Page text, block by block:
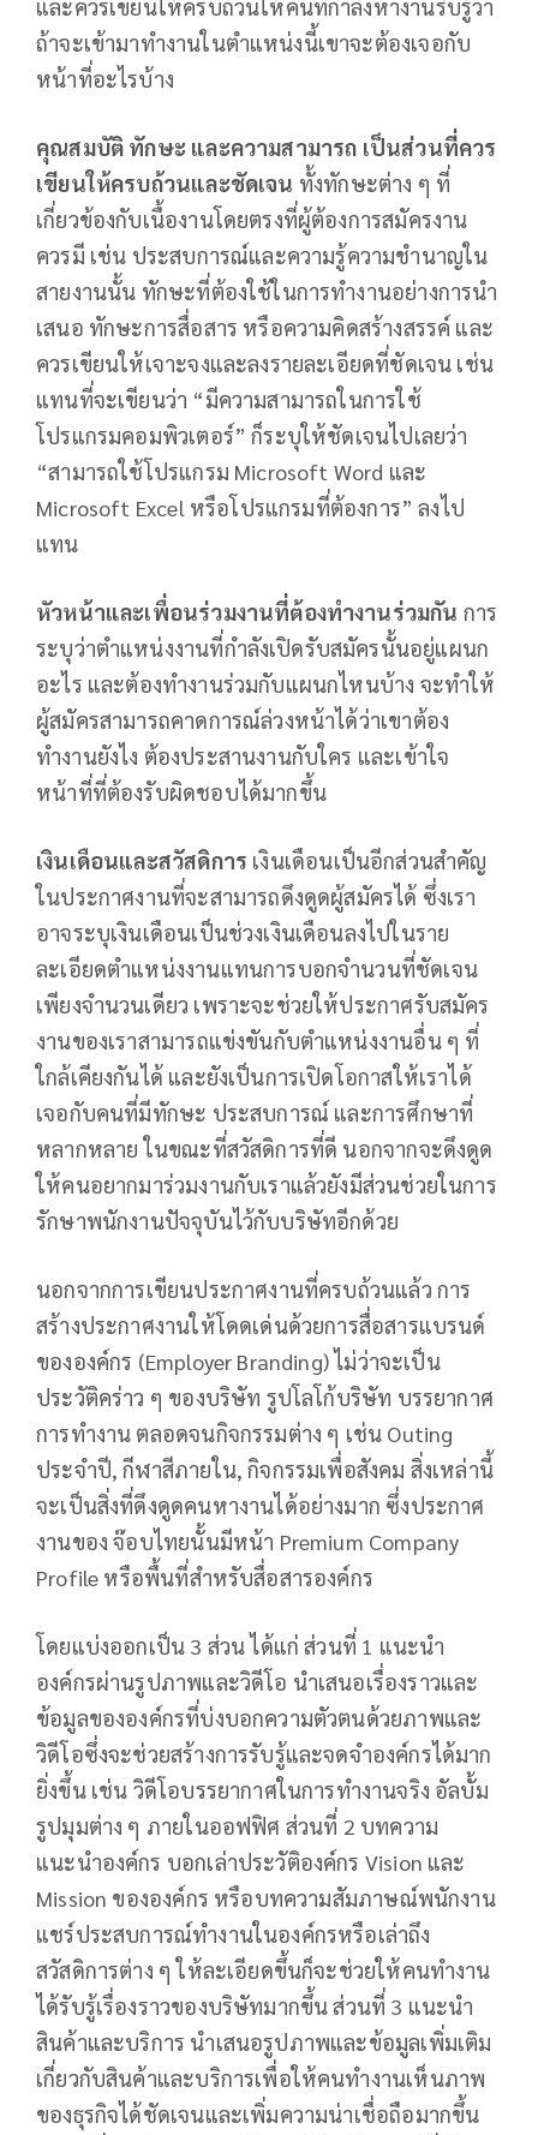
และควรเขียนให้ครบถ้วนให้คนที่กำลังหางานรับรู้ว่า
ถ้าจะเข้ามาทำงานในตำแหน่งนี้เขาจะต้องเจอกับ
หน้าที่อะไรบ้าง
คุณสมบัติ ทักษะ และความสามารถ เป็นส่วนที่ควร
เขียนให้ครบถ้วนและชัดเจน ทั้งทักษะต่าง ๆ ที่
เกี่ยวข้องกับเนื้องานโดยตรงที่ผู้ต้องการสมัครงาน
ควรมี เช่น ประสบการณ์และความรู้ความชำนาญใน
สายงานนั้น ทักษะที่ต้องใช้ในการทำงานอย่างการนำ
เสนอ ทักษะการสื่อสาร หรือความคิดสร้างสรรค์ และ
ควรเขียนให้เจาะจงและลงรายละเอียดที่ชัดเจน เช่น
แทนที่จะเขียนว่า “มีความสามารถในการใช้
โปรแกรมคอมพิวเตอร์” ก็ระบุให้ชัดเจนไปเลยว่า
“สามารถใช้โปรแกรม Microsoft Word และ
Microsoft Excel หรือโปรแกรมที่ต้องการ” ลงไป
แทน
หัวหน้าและเพื่อนร่วมงานที่ต้องทำงานร่วมกัน การ
ระบุว่าตำแหน่งงานที่กำลังเปิดรับสมัครนั้นอยู่แผนก
อะไร และต้องทำงานร่วมกับแผนกไหนบ้าง จะทำให้
ผู้สมัครสามารถคาดการณ์ล่วงหน้าได้ว่าเขาต้อง
ทำงานยังไง ต้องประสานงานกับใคร และเข้าใจ
หน้าที่ที่ต้องรับผิดชอบได้มากขึ้น
เงินเดือนและสวัสดิการ เงินเดือนเป็นอีกส่วนสำคัญ
ในประกาศงานที่จะสามารถดึงดูดผู้สมัครได้ ซึ่งเรา
อาจระบุเงินเดือนเป็นช่วงเงินเดือนลงไปในราย
ละเอียดตำแหน่งงานแทนการบอกจำนวนที่ชัดเจน
เพียงจำนวนเดียว เพราะจะช่วยให้ประกาศรับสมัคร
งานของเราสามารถแข่งขันกับตำแหน่งงานอื่น ๆ ที่
ใกล้เคียงกันได้ และยังเป็นการเปิดโอกาสให้เราได้
เจอกับคนที่มีทักษะ ประสบการณ์ และการศึกษาที่
หลากหลาย ในขณะที่สวัสดิการที่ดี นอกจากจะดึงดูด
ให้คนอยากมาร่วมงานกับเราแล้วยังมีส่วนช่วยในการ
รักษาพนักงานปัจจุบันไว้กับบริษัทอีกด้วย
นอกจากการเขียนประกาศงานที่ครบถ้วนแล้ว การ
สร้างประกาศงานให้โดดเด่นด้วยการสื่อสารแบรนด์
ขององค์กร (Employer Branding) ไม่ว่าจะเป็น
ประวัติคร่าว ๆ ของบริษัท รูปโลโก้บริษัท บรรยากาศ
การทำงาน ตลอดจนกิจกรรมต่าง ๆ เช่น Outing
ประจำปี, กีฬาสีภายใน, กิจกรรมเพื่อสังคม สิ่งเหล่านี้
จะเป็นสิ่งที่ดึงดูดคนหางานได้อย่างมาก ซึ่งประกาศ
งานของ จ๊อบไทยนั้นมีหน้า Premium Company
Profile หรือพื้นที่สำหรับสื่อสารองค์กร
โดยแบ่งออกเป็น 3 ส่วน ได้แก่ ส่วนที่ 1 แนะนำ
องค์กรผ่านรูปภาพและวิดีโอ นำเสนอเรื่องราวและ
ข้อมูลขององค์กรที่บ่งบอกความตัวตนด้วยภาพและ
วิดีโอซึ่งจะช่วยสร้างการรับรู้และจดจำองค์กรได้มาก
ยิ่งขึ้น เช่น วิดีโอบรรยากาศในการทำงานจริง อัลบั้ม
รูปมุมต่าง ๆ ภายในออฟฟิศ ส่วนที่ 2 บทความ
แนะนำองค์กร บอกเล่าประวัติองค์กร Vision และ
Mission ขององค์กร หรือบทความสัมภาษณ์พนักงาน
แชร์ประสบการณ์ทำงานในองค์กรหรือเล่าถึง
สวัสดิการต่าง ๆ ให้ละเอียดขึ้นก็จะช่วยให้คนทำงาน
ได้รับรู้เรื่องราวของบริษัทมากขึ้น ส่วนที่ 3 แนะนำ
สินค้าและบริการ นำเสนอรูปภาพและข้อมูลเพิ่มเติม
เกี่ยวกับสินค้าและบริการเพื่อให้คนทำงานเห็นภาพ
ของธุรกิจได้ชัดเจนและเพิ่มความน่าเชื่อถือมากขึ้น